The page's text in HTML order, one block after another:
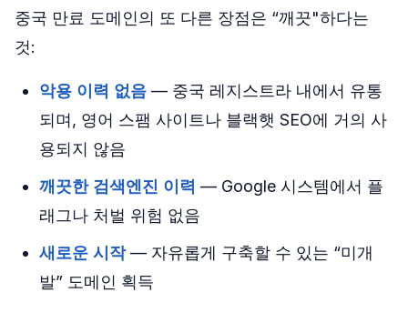
중국 만료 도메인의 또 다른 장점은 “깨끗"하다는
것:
악용 이력 없음 — 중국 레지스트라 내에서 유통
되며, 영어 스팸 사이트나 블랙햇 SEO에 거의 사
용되지 않음
깨끗한 검색엔진 이력 — Google 시스템에서 플
래그나 처벌 위험 없음
새로운 시작— 자유롭게 구축할 수 있는 “미개
발” 도메인 획득